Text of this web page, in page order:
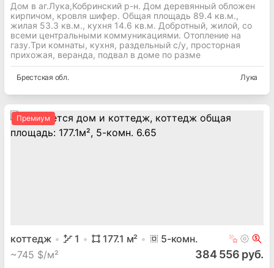
Дом в аг.Лука,Кобринский р-н. Дом деревянный обложен
кирпичом, кровля шифер. Общая площадь 89.4 кв.м.,
жилая 53.3 кв.м., кухня 14.6 кв.м. Добротный, жилой, со
всеми центральными коммуникациями. Отопление на
газу.Три комнаты, кухня, раздельный с/у, просторная
прихожая, веранда, подвал в доме по разме
Брестская обл. Лука
Премиум
коттедж 1 177.1 м² 5-комн.
~745 $/м² 384 556 руб.